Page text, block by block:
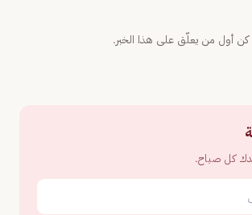
كن أول من يعلّق على هذا الخبر.
كل صباح.